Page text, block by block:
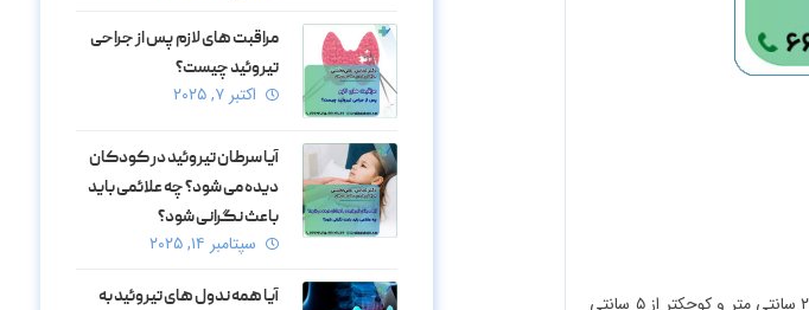
اشاره به تومورهایی دارد که به غدد لنفاوی ناحیه ی آگزیلاری (زیر بغل) پراکنده میشوند یا سایز تومور بزرگتر از ۲ سانتی متر و کوچکتر از ۵ سانتی
مراقبت‌ های لازم پس از جراحی
تیروئید چیست؟
اکتبر ۷, ۲۰۲۵
آیا سرطان تیروئید در کودکان
دیده می‌ شود؟ چه علائمی باید
باعث نگرانی شود؟
سپتامبر ۱۴, ۲۰۲۵
آیا همه ندول‌ های تیروئید به